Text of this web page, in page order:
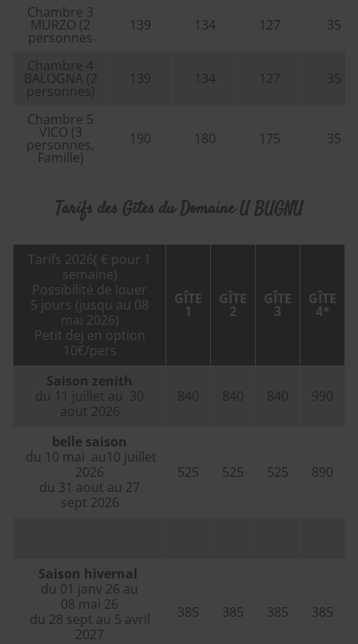
Chambre 3
MURZO (2
personnes
139 134 127 35
Chambre 4
BALOGNA (2
personnes)
139 134 127 35
Chambre 5
VICO (3
personnes,
Famille)
190 180 175 35
Tarifs des Gîtes du Domaine U BUGNU
Tarifs 2026( € pour 1
semaine)
Possibilité de louer
5 jours (jusqu au 08
mai 2026)
Petit dej en option
10€/pers
GÎTE
1
GÎTE
2
GÎTE
3
GÎTE
4*
Saison zenith
du 11 juillet au 30
aout 2026
840 840 840 990
belle saison
du 10 mai au10 juillet
2026
du 31 aout au 27
sept 2026
525 525 525 890
Saison hivernal
du 01 janv 26 au
08 mai 26
du 28 sept au 5 avril
2027
385 385 385 385